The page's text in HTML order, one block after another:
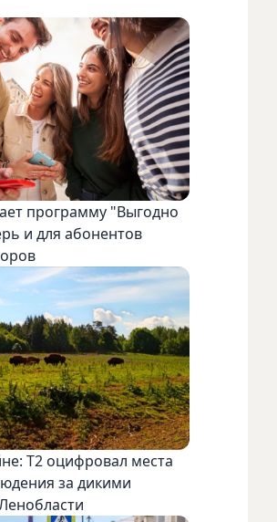
программу "Выгодно
и для абонентов
Т2 оцифровал места
за дикими